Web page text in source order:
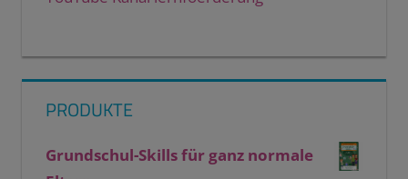
PRODUKTE
Grundschul-Skills für ganz normale